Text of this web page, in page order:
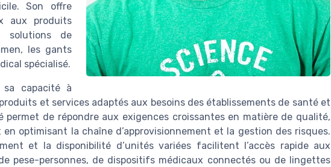
Son offre
aux produits
solutions de
les gants
spécialisé.
capacité à
et services adaptés aux besoins des établissements de santé et
permet de répondre aux exigences croissantes en matière de qualité,
optimisant la chaîne d’approvisionnement et la gestion des risques.
et la disponibilité d’unités variées facilitent l’accès rapide aux
pese-personnes, de dispositifs médicaux connectés ou de lingettes